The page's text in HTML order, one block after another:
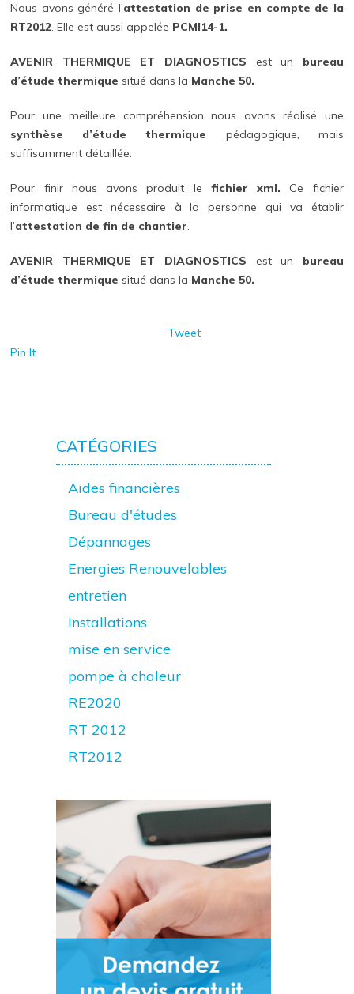
Nous avons généré l’attestation de prise en compte de la
RT2012. Elle est aussi appelée PCMI14-1.
AVENIR THERMIQUE ET DIAGNOSTICS est un bureau
d’étude thermique situé dans la Manche 50.
Pour une meilleure compréhension nous avons réalisé une
synthèse d’étude thermique pédagogique, mais
suffisamment détaillée.
Pour finir nous avons produit le fichier xml. Ce fichier
informatique est nécessaire à la personne qui va établir
l’attestation de fin de chantier.
AVENIR THERMIQUE ET DIAGNOSTICS est un bureau
d’étude thermique situé dans la Manche 50.
Tweet
Pin It
CATÉGORIES
Aides financières
Bureau d'études
Dépannages
Energies Renouvelables
entretien
Installations
mise en service
pompe à chaleur
RE2020
RT 2012
RT2012